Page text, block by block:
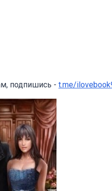
подпишись - t.me/